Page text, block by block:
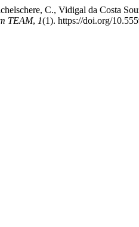
C., Vidigal da Costa
TEAM, 1(1). https://doi.org/